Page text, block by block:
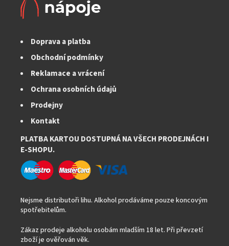
Doprava a platba
Obchodní podmínky
Reklamace a vrácení
Ochrana osobních údajů
Prodejny
Kontakt
PLATBA KARTOU DOSTUPNÁ NA VŠECH PRODEJNÁCH I
E-SHOPU.
Nejsme distributoři lihu. Alkohol prodáváme pouze koncovým
spotřebitelům.
Zákaz prodeje alkoholu osobám mladším 18 let. Při převzetí
zboží je ověřován věk.